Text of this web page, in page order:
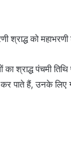
श्राद्ध को
श्राद्ध पंचमी
कर पाते हैं, उनके